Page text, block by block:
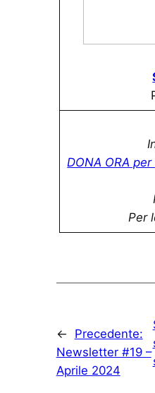
DONA ORA
Per
←
Precedente:
Newsletter #19 –
Aprile 2024